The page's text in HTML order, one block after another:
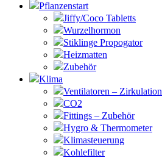
Pflanzenstart
Jiffy/Coco Tabletts
Wurzelhormon
Stiklinge Propogator
Heizmatten
Zubehör
Klima
Ventilatoren – Zirkulation
CO2
Fittings – Zubehör
Hygro & Thermometer
Klimasteuerung
Kohlefilter